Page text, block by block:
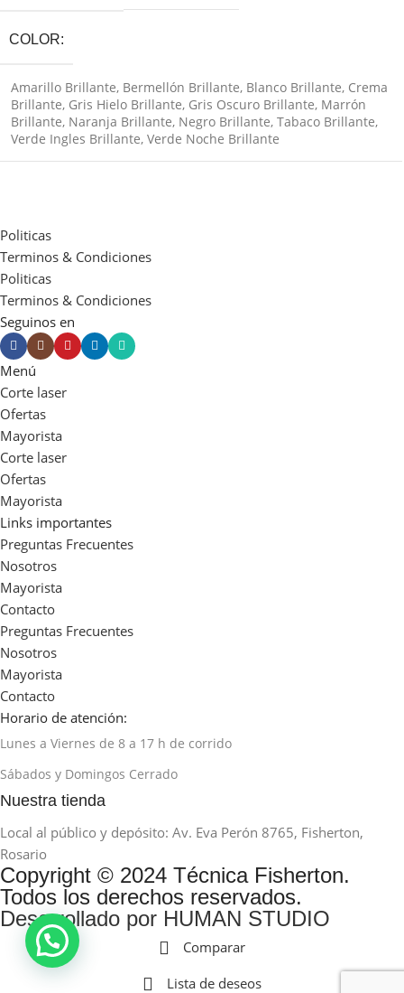
COLOR
Amarillo Brillante, Bermellón Brillante, Blanco Brillante, Crema
Brillante, Gris Hielo Brillante, Gris Oscuro Brillante, Marrón
Brillante, Naranja Brillante, Negro Brillante, Tabaco Brillante,
Verde Ingles Brillante, Verde Noche Brillante
Politicas
Terminos & Condiciones
Politicas
Terminos & Condiciones
Seguinos en
Menú
Corte laser
Ofertas
Mayorista
Corte laser
Ofertas
Mayorista
Links importantes
Preguntas Frecuentes
Nosotros
Mayorista
Contacto
Preguntas Frecuentes
Nosotros
Mayorista
Contacto
Horario de atención:
Lunes a Viernes de 8 a 17 h de corrido
Sábados y Domingos Cerrado
Nuestra tienda
Local al público y depósito: Av. Eva Perón 8765, Fisherton,
Rosario
Copyright © 2024 Técnica Fisherton.
Todos los derechos reservados.
Desarrollado por HUMAN STUDIO
Comparar
Lista de deseos